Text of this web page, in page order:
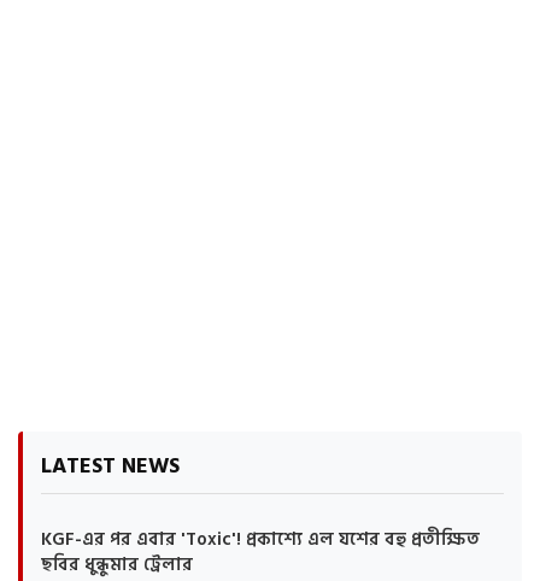
LATEST NEWS
KGF-এর পর এবার 'Toxic'! প্রকাশ্যে এল যশের বহু প্রতীক্ষিত
ছবির ধুন্ধুমার ট্রেলার